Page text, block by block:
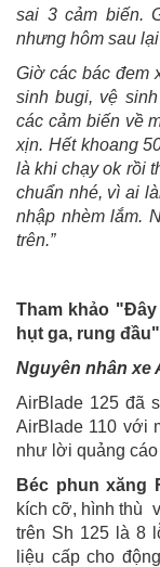
sai 3 cảm biến.
nhưng hôm sau
Giờ các bác đem
sinh bugi, vệ
các cảm biến về
xịn. Hết khoang
là khi chạy ok rồi
chuẩn nhé, vì ai
nhập nhèm lắm.
trên.”
Tham khảo
hụt ga, rung
Nguyên nhân xe
AirBlade 125 đã
AirBlade 110 với
như lời quảng
Béc phun xăng
kích cỡ, hình thù
trên Sh 125 là 8
liệu cấp cho